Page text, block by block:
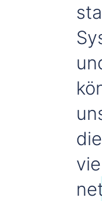
die